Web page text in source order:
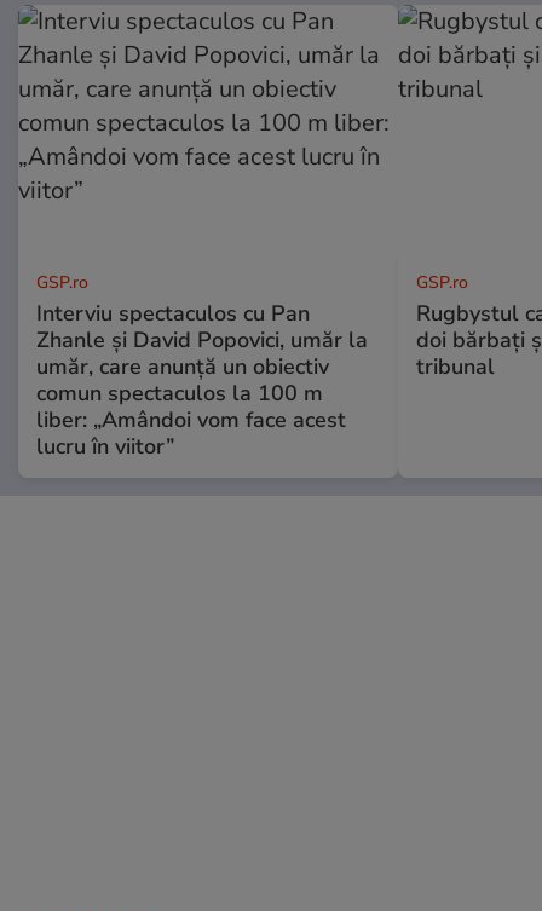
GSP.ro
Interviu spectaculos cu Pan
Zhanle și David Popovici, umăr la
umăr, care anunță un obiectiv
comun spectaculos la 100 m
liber: „Amândoi vom face acest
lucru în viitor”
GSP.ro
Rugbystul
doi bărbați
tribunal